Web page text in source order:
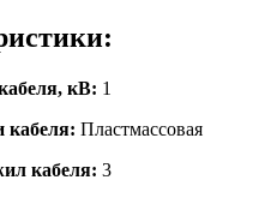
кВ: 1
кабеля: Пластмассовая
кабеля: 3